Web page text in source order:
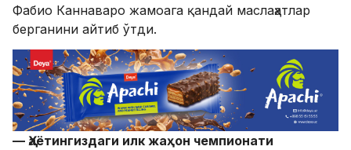
Фабио Каннаваро жамоага қандай маслаҳатлар
берганини айтиб ўтди.
— Ҳаётингиздаги илк жаҳон чемпионати